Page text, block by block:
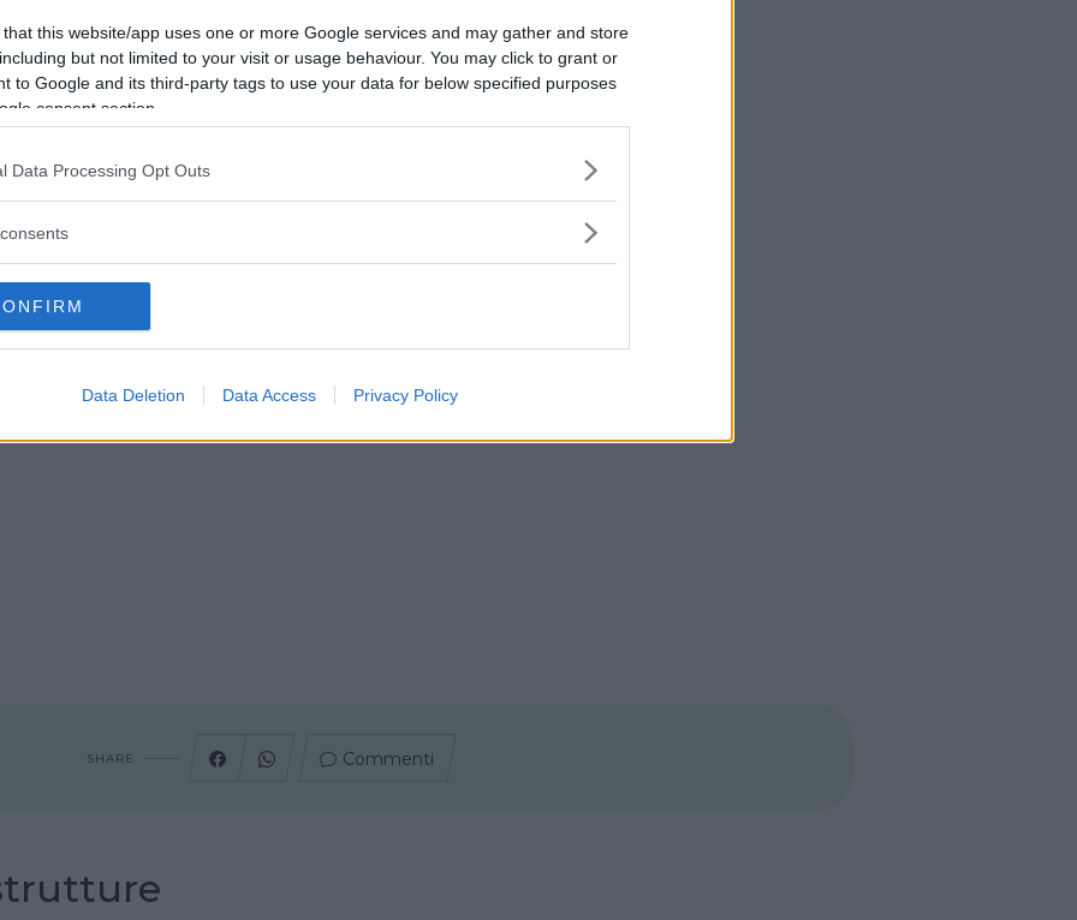
that this website/app uses one or more Google services and may gather and store
but not limited to your visit or usage behaviour. You may click to grant or
to Google and its third-party tags to use your data for below specified purposes
consent section.
Data Processing Opt Outs
Data Deletion Data Access Privacy Policy
L’insegnante è di madrelingua inglese e il
programma include: LO STUDIO DELLA
GRAMMATICA dalla quale non si può
E COMPRENSIONE, SCRITTURA.
SHARE Commenti